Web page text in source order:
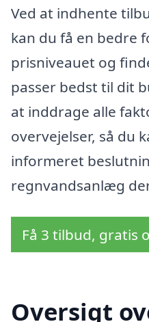
Ved at indhente
kan du få en bedre
prisniveauet og
passer bedst til dit
at inddrage alle
overvejelser, så du
informeret
regnvandsanlæg
Få 3 tilbud, gratis
Oversigt